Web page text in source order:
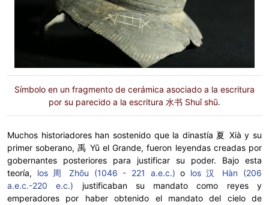
Símbolo en un fragmento de cerámica asociado a la escritura
por su parecido a la escritura 水书 Shuǐ shū.
Muchos historiadores han sostenido que la dinastía 夏 Xià y su
primer soberano, 禹 Yǔ el Grande, fueron leyendas creadas por
gobernantes posteriores para justificar su poder. Bajo esta
teoría, los 周 Zhōu (1046 - 221 a.e.c.) o los 汉 Hàn (206
a.e.c.-220 e.c.) justificaban su mandato como reyes y
emperadores por haber obtenido el mandato del cielo de